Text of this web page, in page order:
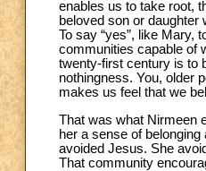
enables us to take root,
beloved son or
To say “yes”, like Mary,
communities capable of
twenty-first century is to
nothingness. You, older
makes us feel that we
That was what Nirmeen
her a sense of
avoided Jesus. She
That community